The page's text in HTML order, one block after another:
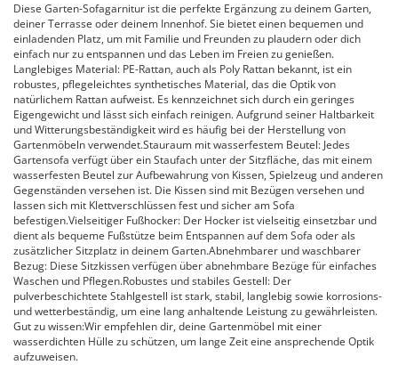
Diese Garten-Sofagarnitur ist die perfekte Ergänzung zu deinem Garten,
deiner Terrasse oder deinem Innenhof. Sie bietet einen bequemen und
einladenden Platz, um mit Familie und Freunden zu plaudern oder dich
einfach nur zu entspannen und das Leben im Freien zu genießen.
Langlebiges Material: PE-Rattan, auch als Poly Rattan bekannt, ist ein
robustes, pflegeleichtes synthetisches Material, das die Optik von
natürlichem Rattan aufweist. Es kennzeichnet sich durch ein geringes
Eigengewicht und lässt sich einfach reinigen. Aufgrund seiner Haltbarkeit
und Witterungsbeständigkeit wird es häufig bei der Herstellung von
Gartenmöbeln verwendet.Stauraum mit wasserfestem Beutel: Jedes
Gartensofa verfügt über ein Staufach unter der Sitzfläche, das mit einem
wasserfesten Beutel zur Aufbewahrung von Kissen, Spielzeug und anderen
Gegenständen versehen ist. Die Kissen sind mit Bezügen versehen und
lassen sich mit Klettverschlüssen fest und sicher am Sofa
befestigen.Vielseitiger Fußhocker: Der Hocker ist vielseitig einsetzbar und
dient als bequeme Fußstütze beim Entspannen auf dem Sofa oder als
zusätzlicher Sitzplatz in deinem Garten.Abnehmbarer und waschbarer
Bezug: Diese Sitzkissen verfügen über abnehmbare Bezüge für einfaches
Waschen und Pflegen.Robustes und stabiles Gestell: Der
pulverbeschichtete Stahlgestell ist stark, stabil, langlebig sowie korrosions-
und wetterbeständig, um eine lang anhaltende Leistung zu gewährleisten.
Gut zu wissen:Wir empfehlen dir, deine Gartenmöbel mit einer
wasserdichten Hülle zu schützen, um lange Zeit eine ansprechende Optik
aufzuweisen.